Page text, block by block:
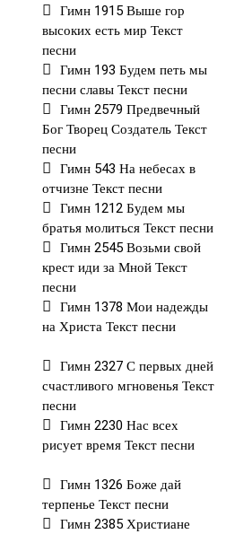
Гимн 1915 Выше гор
высоких есть мир Текст
песни
Гимн 193 Будем петь мы
песни славы Текст песни
Гимн 2579 Предвечный
Бог Творец Создатель Текст
песни
Гимн 543 На небесах в
отчизне Текст песни
Гимн 1212 Будем мы
братья молиться Текст песни
Гимн 2545 Возьми свой
крест иди за Мной Текст
песни
Гимн 1378 Мои надежды
на Христа Текст песни
Гимн 2327 С первых дней
счастливого мгновенья Текст
песни
Гимн 2230 Нас всех
рисует время Текст песни
Гимн 1326 Боже дай
терпенье Текст песни
Гимн 2385 Христиане